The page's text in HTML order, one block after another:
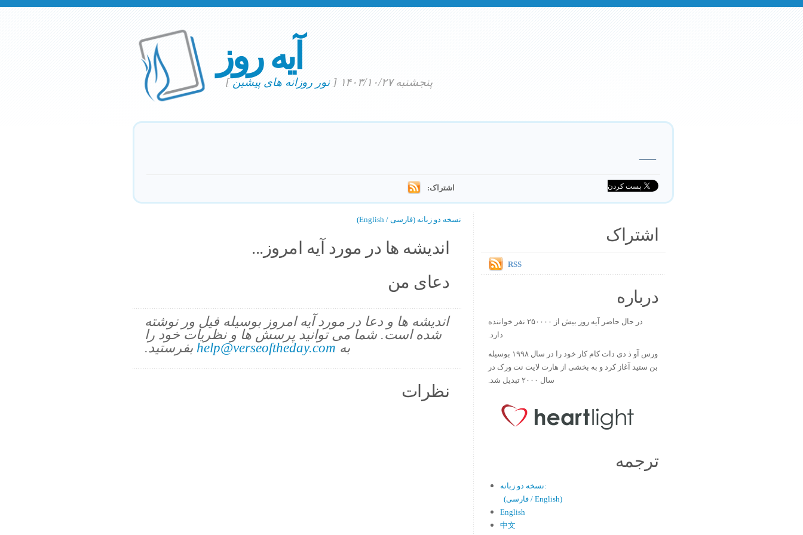
آیه روز
پنجشنبه ۱۴۰۳/۱۰/۲۷ [نور روزانه های پیشین]
—
اشتراک:
نسخه دو زبانه (فارسی / English)
اندیشه ها در مورد آیه امروز...
دعای من
اندیشه ها و دعا در مورد آیه امروز بوسیله فیل ور نوشته
شده است. شما می توانید پرسش ها و نظریات خود را
بهhelp@verseoftheday.com بفرستید.
نظرات
اشتراک
RSS
درباره
در حال حاضر آیه روز بیش از ۲۵۰۰۰۰ نفر خواننده
دارد.
ورس آو ذ دی دات کام کار خود را در سال ۱۹۹۸ بوسیله
بن ستید آغاز کرد و به بخشی از هارت لایت نت ورک در
سال ۲۰۰۰ تبدیل شد.
ترجمه
نسخه دو زبانه:
(فارسی / English)
English
中文